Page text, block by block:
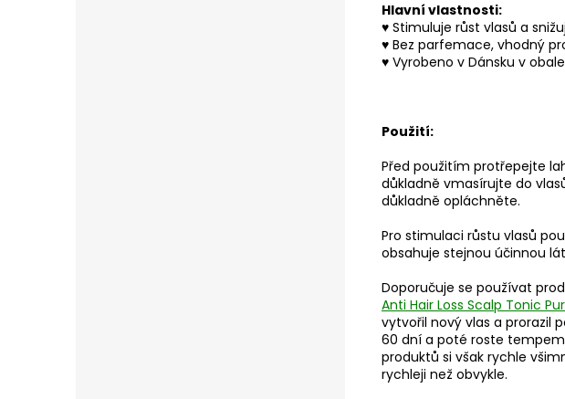
Hlavní vlastnosti:
♥ Stimuluje růst vlasů a
♥ Bez parfemace, vhodný
♥ Vyrobeno v Dánsku v
Použití:
Před použitím protřepejte
důkladně vmasírujte do
důkladně opláchněte.
Pro stimulaci růstu vlasů
obsahuje stejnou účinnou
Doporučuje se používat
Anti Hair Loss Scalp Tonic
vytvořil nový vlas a prorazil
60 dní a poté roste tempem
produktů si však rychle
rychleji než obvykle.